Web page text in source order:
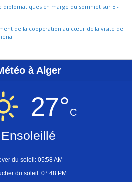
en marge du sommet sur El-
de la coopération au cœur de la visite de
à Alger
27°C
Ensoleillé
du soleil: 05:58 AM
du soleil: 07:48 PM